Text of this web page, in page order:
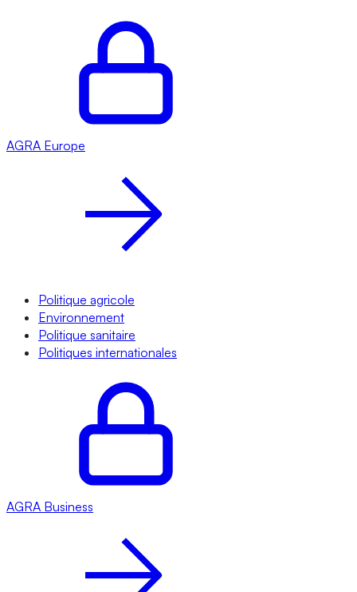
AGRA Europe
Politique agricole
Environnement
Politique sanitaire
Politiques internationales
AGRA Business